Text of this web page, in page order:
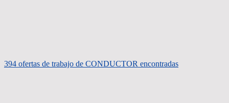
394 ofertas de trabajo de CONDUCTOR encontradas